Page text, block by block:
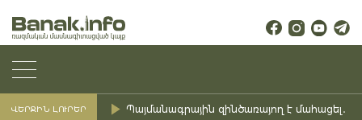
ՎԵՐՋԻՆ ԼՈՒՐԵՐ Պայմանագրային զինծառայող է մահացել․